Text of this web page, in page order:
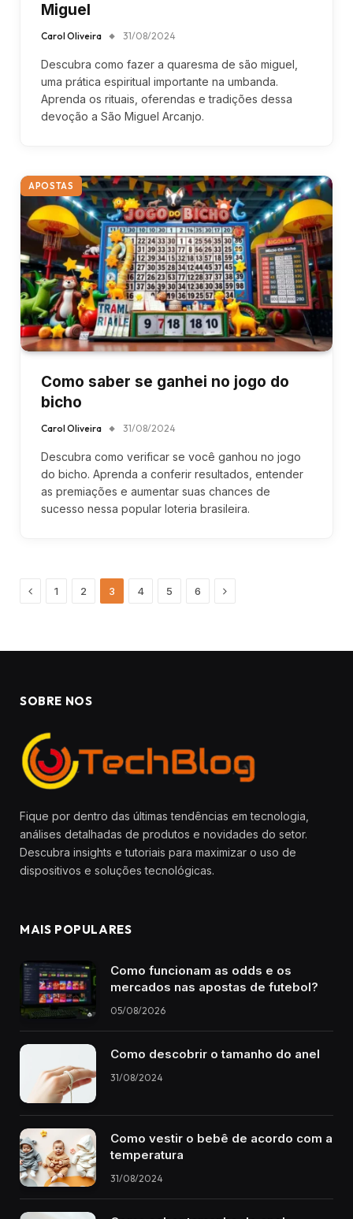
Miguel
Carol Oliveira 31/08/2024
Descubra como fazer a quaresma de são miguel,
uma prática espiritual importante na umbanda.
Aprenda os rituais, oferendas e tradições dessa
devoção a São Miguel Arcanjo.
APOSTAS
Como saber se ganhei no jogo do
bicho
Carol Oliveira 31/08/2024
Descubra como verificar se você ganhou no jogo
do bicho. Aprenda a conferir resultados, entender
as premiações e aumentar suas chances de
sucesso nessa popular loteria brasileira.
Previous
1 2 3 4 5 6 Next
SOBRE NOS
Fique por dentro das últimas tendências em tecnologia,
análises detalhadas de produtos e novidades do setor.
Descubra insights e tutoriais para maximizar o uso de
dispositivos e soluções tecnológicas.
MAIS POPULARES
Como funcionam as odds e os
mercados nas apostas de futebol?
05/08/2026
Como descobrir o tamanho do anel
31/08/2024
Como vestir o bebê de acordo com a
temperatura
31/08/2024